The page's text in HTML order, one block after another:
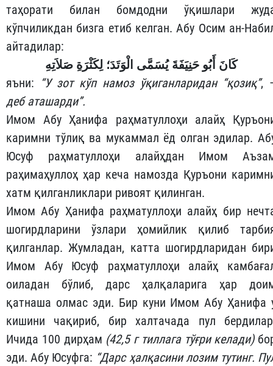
таҳорати билан бомдодни ўқишлари
кўпчиликдан бизга етиб келган. Абу Осим ан-
айтадилар:
كانَ أَبُو حَنِيَفَةَ يُسَمَّى الْوَتَدَ؛ لِكَثْرَةِ صَلاَتِهِ
яъни: “У зот кўп намоз ўқиганларидан “қозиқ”,
деб аташарди”.
Имом Абу Ҳанифа раҳматуллоҳи алайҳ
каримни тўлиқ ва мукаммал ёд олган эдилар.
Юсуф раҳматуллоҳи алайҳдан Имом
раҳимаҳуллоҳ ҳар кеча намозда Қуръони
хатм қилганликлари ривоят қилинган.
Имом Абу Ҳанифа раҳматуллоҳи алайҳ бир
шогирдларини ўзлари ҳомийлик қилиб
қилганлар. Жумладан, катта шогирдларидан
Имом Абу Юсуф раҳматуллоҳи алайҳ
оиладан бўлиб, дарс ҳалқаларига ҳар
қатнаша олмас эди. Бир куни Имом Абу Ҳанифа
кишини чақириб, бир халтачада пул
Ичида 100 дирҳам (42,5 г тиллага тўғри келади)
эди. Абу Юсуфга: “Дарс ҳалқасини лозим тутинг.